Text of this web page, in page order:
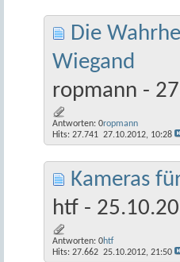
Die
Wiegand
ropmann -
Antworten: 0
Hits: 27.741
ropmann
27.10.2012, 10:28
Kameras
htf -
Antworten: 0
Hits: 27.662
htf
25.10.2012, 21:50